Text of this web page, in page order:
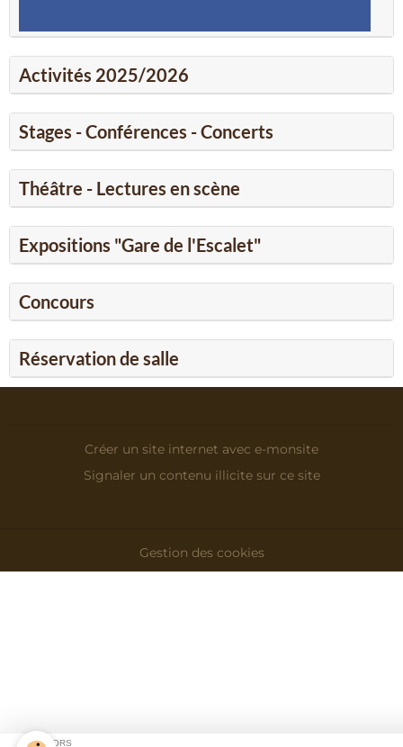
Activités 2025/2026
Stages - Conférences - Concerts
Théâtre - Lectures en scène
Expositions "Gare de l'Escalet"
Concours
Réservation de salle
Créer un site internet avec e-monsite
Signaler un contenu illicite sur ce site
Gestion des cookies
SPONSORS